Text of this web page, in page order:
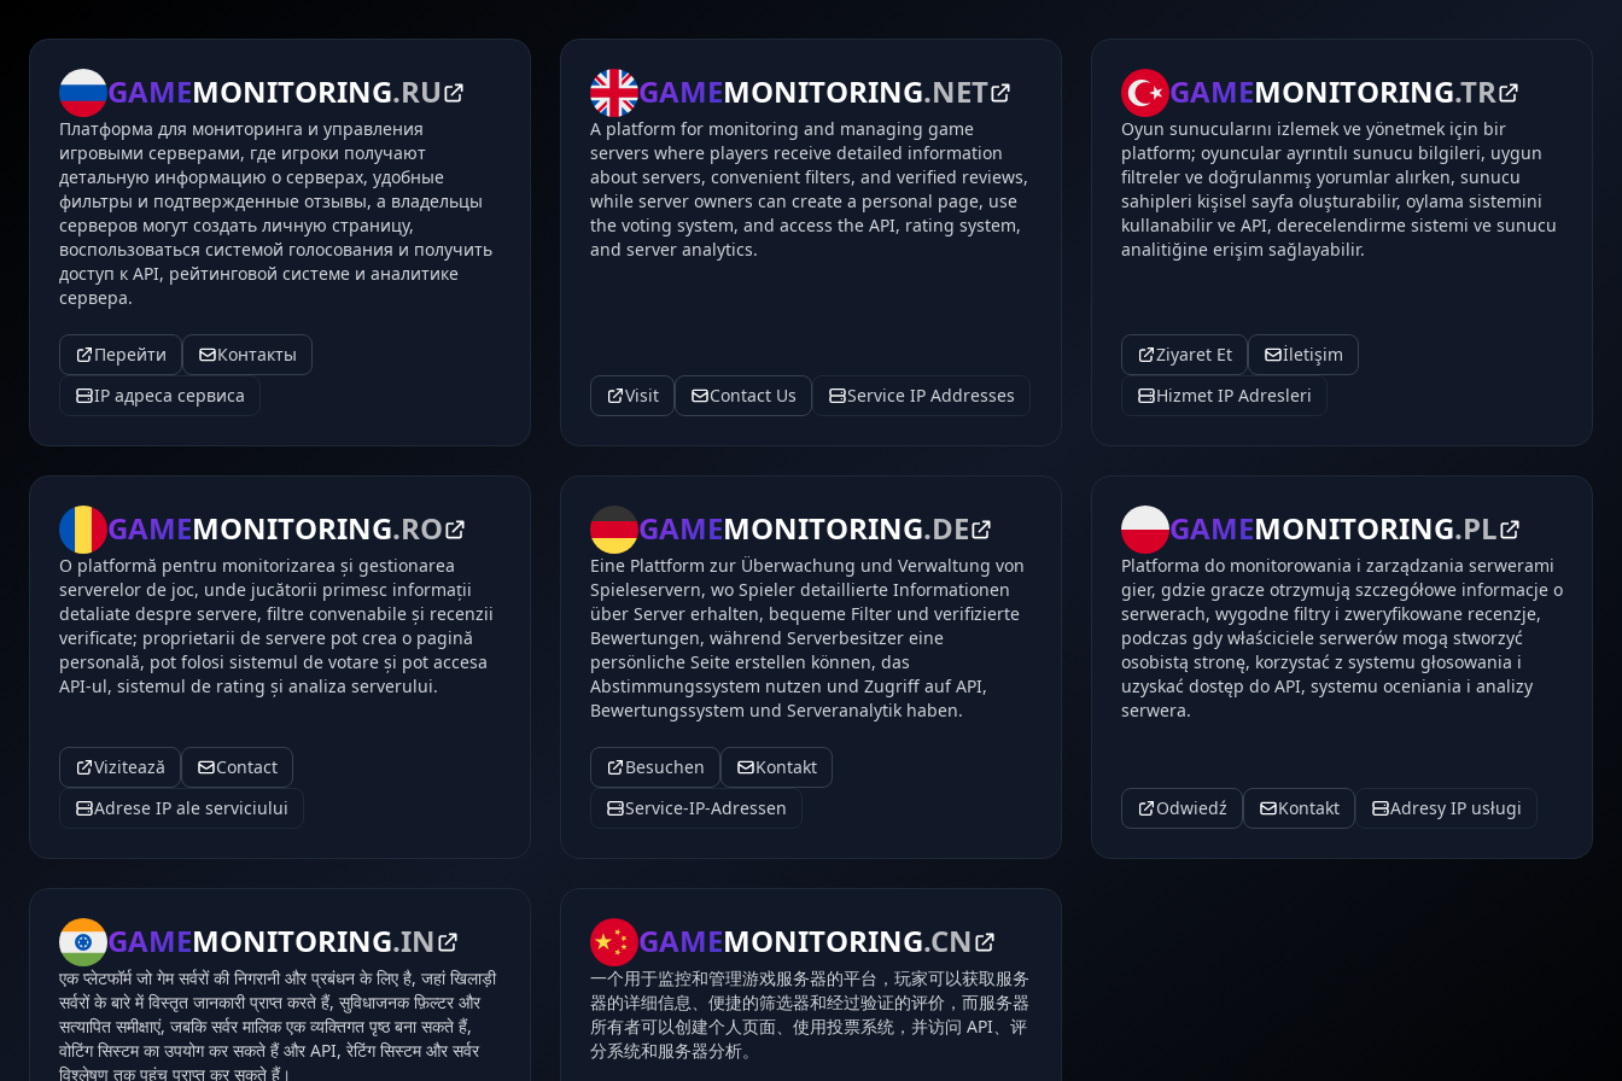
GAMEMONITORING.RU
Платформа для мониторинга и управления
игровыми серверами, где игроки получают
детальную информацию о серверах, удобные
фильтры и подтвержденные отзывы, а владельцы
серверов могут создать личную страницу,
воспользоваться системой голосования и получить
доступ к API, рейтинговой системе и аналитике
сервера.
Перейти
Контакты
IP адреса сервиса
GAMEMONITORING.NET
A platform for monitoring and managing game
servers where players receive detailed information
about servers, convenient filters, and verified reviews,
while server owners can create a personal page, use
the voting system, and access the API, rating system,
and server analytics.
Visit Contact Us Service IP Addresses
GAMEMONITORING.TR
Oyun sunucularını izlemek ve yönetmek için bir
platform; oyuncular ayrıntılı sunucu bilgileri, uygun
filtreler ve doğrulanmış yorumlar alırken, sunucu
sahipleri kişisel sayfa oluşturabilir, oylama sistemini
kullanabilir ve API, derecelendirme sistemi ve sunucu
analitiğine erişim sağlayabilir.
Ziyaret Et
İletişim
Hizmet IP Adresleri
GAMEMONITORING.RO
O platformă pentru monitorizarea și gestionarea
serverelor de joc, unde jucătorii primesc informații
detaliate despre servere, filtre convenabile și recenzii
verificate; proprietarii de servere pot crea o pagină
personală, pot folosi sistemul de votare și pot accesa
API-ul, sistemul de rating și analiza serverului.
Vizitează
Contact
Adrese IP ale serviciului
GAMEMONITORING.DE
Eine Plattform zur Überwachung und Verwaltung von
Spieleservern, wo Spieler detaillierte Informationen
über Server erhalten, bequeme Filter und verifizierte
Bewertungen, während Serverbesitzer eine
persönliche Seite erstellen können, das
Abstimmungssystem nutzen und Zugriff auf API,
Bewertungssystem und Serveranalytik haben.
Besuchen
Kontakt
Service-IP-Adressen
GAMEMONITORING.PL
Platforma do monitorowania i zarządzania serwerami
gier, gdzie gracze otrzymują szczegółowe informacje o
serwerach, wygodne filtry i zweryfikowane recenzje,
podczas gdy właściciele serwerów mogą stworzyć
osobistą stronę, korzystać z systemu głosowania i
uzyskać dostęp do API, systemu oceniania i analizy
serwera.
Odwiedź Kontakt Adresy IP usługi
GAMEMONITORING.IN
एक प्लेटफॉर्म जो गेम सर्वरों की निगरानी और प्रबंधन के लिए है, जहां खिलाड़ी
सर्वरों के बारे में विस्तृत जानकारी प्राप्त करते हैं, सुविधाजनक फ़िल्टर और
सत्यापित समीक्षाएं, जबकि सर्वर मालिक एक व्यक्तिगत पृष्ठ बना सकते हैं,
वोटिंग सिस्टम का उपयोग कर सकते हैं और API, रेटिंग सिस्टम और सर्वर
विश्लेषण तक पहुंच प्राप्त कर सकते हैं।
GAMEMONITORING.CN
一个用于监控和管理游戏服务器的平台，玩家可以获取服务
器的详细信息、便捷的筛选器和经过验证的评价，而服务器
所有者可以创建个人页面、使用投票系统，并访问 API、评
分系统和服务器分析。